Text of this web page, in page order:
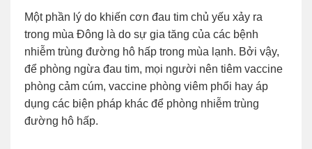
Một phần lý do khiến cơn đau tim chủ yếu xảy ra
trong mùa Đông là do sự gia tăng của các bệnh
nhiễm trùng đường hô hấp trong mùa lạnh. Bởi vậy,
để phòng ngừa đau tim, mọi người nên tiêm vaccine
phòng cảm cúm, vaccine phòng viêm phổi hay áp
dụng các biện pháp khác để phòng nhiễm trùng
đường hô hấp.